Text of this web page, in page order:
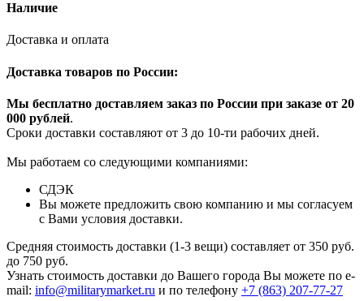
Наличие
Доставка и оплата
Доставка товаров по России:
Мы бесплатно доставляем заказ по России при заказе от 20
000 рублей.
Сроки доставки составляют от 3 до 10-ти рабочих дней.
Мы работаем со следующими компаниями:
СДЭК
Вы можете предложить свою компанию и мы согласуем
с Вами условия доставки.
Средняя стоимость доставки (1-3 вещи) составляет от 350 руб.
до 750 руб.
Узнать стоимость доставки до Вашего города Вы можете по e-
mail: info@militarymarket.ru и по телефону +7 (863) 207-77-27